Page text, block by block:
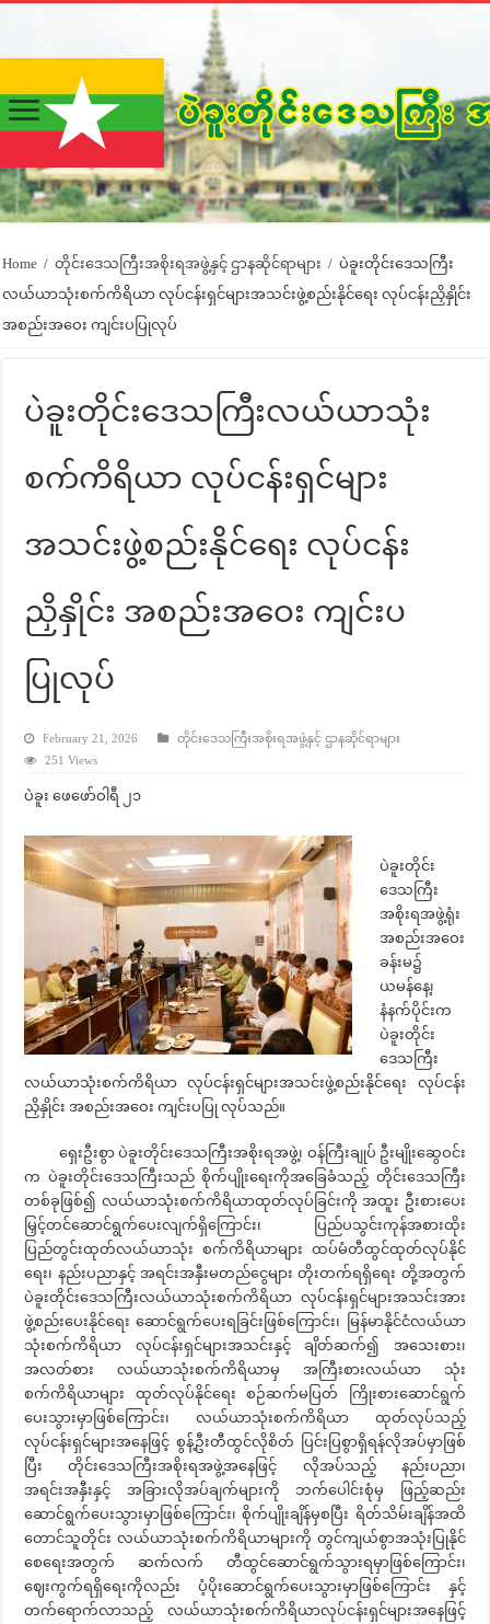
Home / တိုင်းဒေသကြီးအစိုးရအဖွဲ့နှင့် ဌာနဆိုင်ရာများ / ပဲခူးတိုင်းဒေသကြီး
လယ်ယာသုံးစက်ကိရိယာ လုပ်ငန်းရှင်များအသင်းဖွဲ့စည်းနိုင်ရေး လုပ်ငန်းညှိနှိုင်း
အစည်းအဝေး ကျင်းပပြုလုပ်
ပဲခူးတိုင်းဒေသကြီးလယ်ယာသုံး
စက်ကိရိယာ လုပ်ငန်းရှင်များ
အသင်းဖွဲ့စည်းနိုင်ရေး လုပ်ငန်း
ညှိနှိုင်း အစည်းအဝေး ကျင်းပ
ပြုလုပ်
February 21, 2026
တိုင်းဒေသကြီးအစိုးရအဖွဲ့နှင့် ဌာနဆိုင်ရာများ
251 Views
ပဲခူး ဖေဖော်ဝါရီ ၂၁
ပဲခူးတိုင်း
ဒေသကြီး
အစိုးရအဖွဲ့ရုံး
အစည်းအဝေး
ခန်းမ၌
ယမန်နေ့၊
နံနက်ပိုင်းက
ပဲခူးတိုင်း
ဒေသကြီး
လယ်ယာသုံးစက်ကိရိယာ လုပ်ငန်းရှင်များအသင်းဖွဲ့စည်းနိုင်ရေး လုပ်ငန်း
ညှိနှိုင်း အစည်းအဝေး ကျင်းပပြု လုပ်သည်။
ရှေးဦးစွာ ပဲခူးတိုင်းဒေသကြီးအစိုးရအဖွဲ့၊ ဝန်ကြီးချုပ် ဦးမျိုးဆွေဝင်း
က ပဲခူးတိုင်းဒေသကြီးသည် စိုက်ပျိုးရေးကိုအခြေခံသည့် တိုင်းဒေသကြီး
တစ်ခုဖြစ်၍ လယ်ယာသုံးစက်ကိရိယာထုတ်လုပ်ခြင်းကို အထူး ဦးစားပေး
မြှင့်တင်ဆောင်ရွက်ပေးလျက်ရှိကြောင်း၊ ပြည်ပသွင်းကုန်အစားထိုး
ပြည်တွင်းထုတ်လယ်ယာသုံး စက်ကိရိယာများ ထပ်မံတီထွင်ထုတ်လုပ်နိုင်
ရေး၊ နည်းပညာနှင့် အရင်းအနှီးမတည်ငွေများ တိုးတက်ရရှိရေး တို့အတွက်
ပဲခူးတိုင်းဒေသကြီးလယ်ယာသုံးစက်ကိရိယာ လုပ်ငန်းရှင်များအသင်းအား
ဖွဲ့စည်းပေးနိုင်ရေး ဆောင်ရွက်ပေးရခြင်းဖြစ်ကြောင်း၊ မြန်မာနိုင်ငံလယ်ယာ
သုံးစက်ကိရိယာ လုပ်ငန်းရှင်များအသင်းနှင့် ချိတ်ဆက်၍ အသေးစား၊
အလတ်စား လယ်ယာသုံးစက်ကိရိယာမှ အကြီးစားလယ်ယာ သုံး
စက်ကိရိယာများ ထုတ်လုပ်နိုင်ရေး စဉ်ဆက်မပြတ် ကြိုးစားဆောင်ရွက်
ပေးသွားမှာဖြစ်ကြောင်း၊ လယ်ယာသုံးစက်ကိရိယာ ထုတ်လုပ်သည့်
လုပ်ငန်းရှင်များအနေဖြင့် စွန့်ဦးတီထွင်လိုစိတ် ပြင်းပြစွာရှိရန်လိုအပ်မှာဖြစ်
ပြီး တိုင်းဒေသကြီးအစိုးရအဖွဲ့အနေဖြင့် လိုအပ်သည့် နည်းပညာ၊
အရင်းအနှီးနှင့် အခြားလိုအပ်ချက်များကို ဘက်ပေါင်းစုံမှ ဖြည့်ဆည်း
ဆောင်ရွက်ပေးသွားမှာဖြစ်ကြောင်း၊ စိုက်ပျိုးချိန်မှစပြီး ရိတ်သိမ်းချိန်အထိ
တောင်သူတိုင်း လယ်ယာသုံးစက်ကိရိယာများကို တွင်ကျယ်စွာအသုံးပြုနိုင်
စေရေးအတွက် ဆက်လက် တီထွင်ဆောင်ရွက်သွားရမှာဖြစ်ကြောင်း၊
ဈေးကွက်ရရှိရေးကိုလည်း ပံ့ပိုးဆောင်ရွက်ပေးသွားမှာဖြစ်ကြောင်း နှင့်
တက်ရောက်လာသည့် လယ်ယာသုံးစက်ကိရိယာလုပ်ငန်းရှင်များအနေဖြင့်